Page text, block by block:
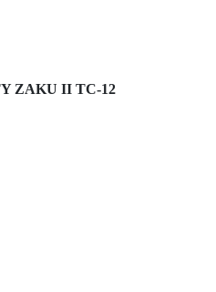
ZAKU II TC-12